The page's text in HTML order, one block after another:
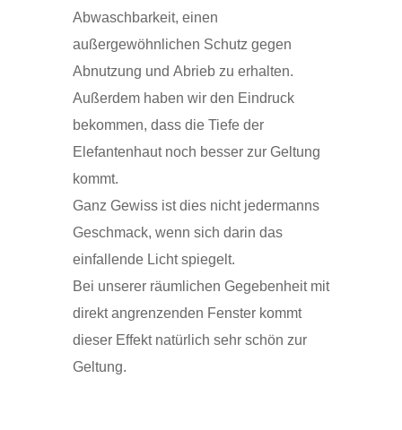
Abwaschbarkeit, einen
außergewöhnlichen Schutz gegen
Abnutzung und Abrieb zu erhalten.
Außerdem haben wir den Eindruck
bekommen, dass die Tiefe der
Elefantenhaut noch besser zur Geltung
kommt.
Ganz Gewiss ist dies nicht jedermanns
Geschmack, wenn sich darin das
einfallende Licht spiegelt.
Bei unserer räumlichen Gegebenheit mit
direkt angrenzenden Fenster kommt
dieser Effekt natürlich sehr schön zur
Geltung.